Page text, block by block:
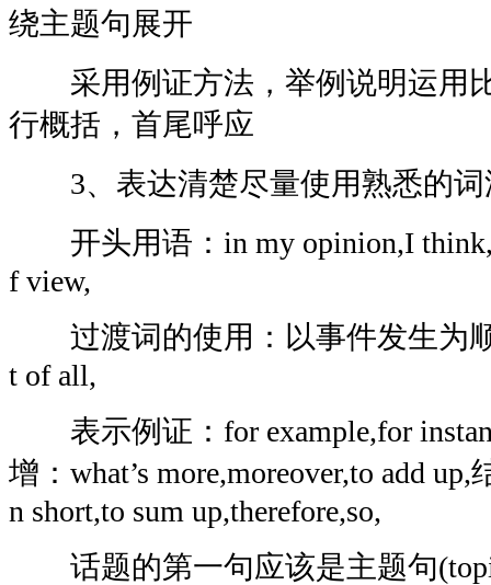
绕主题句展开
采用例证方法，举例说明运用
行概括，首尾呼应
3、表达清楚尽量使用熟悉的词
开头用语：in my opinion,I think,I
f view,
过渡词的使用：以事件发生为顺
t of all,
表示例证：for example,for
增：what’s more,moreover,to add
n short,to sum up,therefore,so,
话题的第一句应该是主题句